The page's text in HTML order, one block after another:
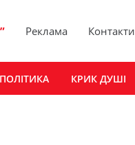
Реклама Контакти
ПОЛІТИКА КРИК ДУШІ